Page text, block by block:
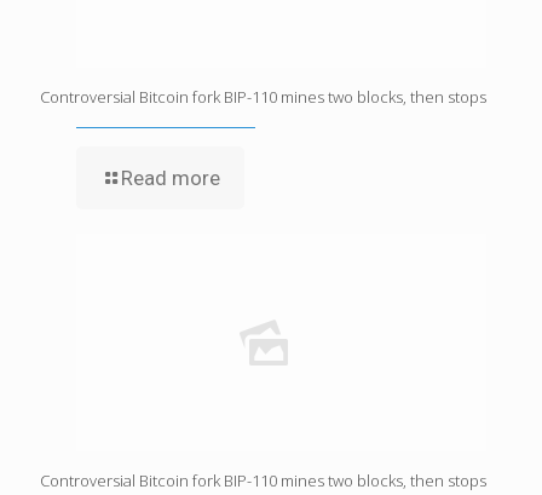
Controversial Bitcoin fork BIP-110 mines two blocks, then stops
Read more
Controversial Bitcoin fork BIP-110 mines two blocks, then stops